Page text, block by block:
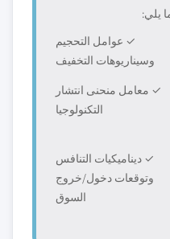
يلي:
✓ عوامل التحجيم
وسيناريوهات التخفيف
✓ معامل منحنى انتشار
التكنولوجيا
✓ ديناميكيات التنافس
وتوقعات دخول/خروج
السوق